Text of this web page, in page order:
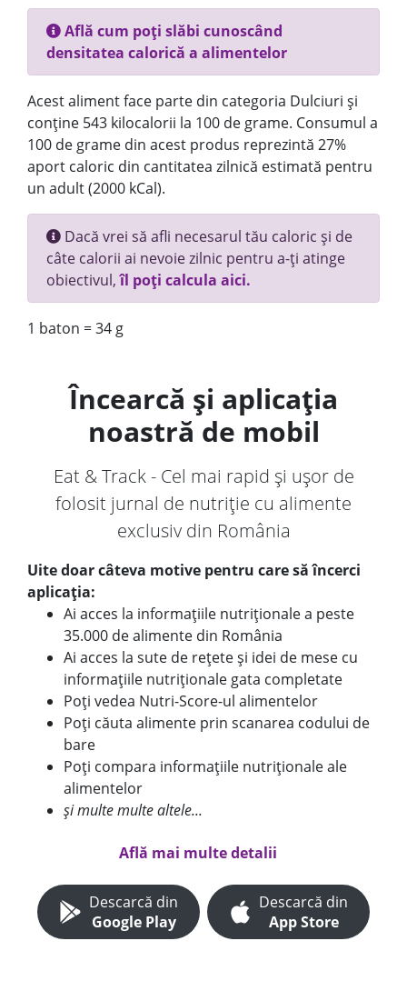
Află cum poți slăbi cunoscând
densitatea calorică a alimentelor
Acest aliment face parte din categoria Dulciuri și
conține 543 kilocalorii la 100 de grame. Consumul a
100 de grame din acest produs reprezintă 27%
aport caloric din cantitatea zilnică estimată pentru
un adult (2000 kCal).
Dacă vrei să afli necesarul tău caloric și de
câte calorii ai nevoie zilnic pentru a-ți atinge
obiectivul,îl poți calcula aici.
1 baton = 34 g
Încearcă și aplicația
noastră de mobil
Eat & Track - Cel mai rapid și ușor de
folosit jurnal de nutriție cu alimente
exclusiv din România
Uite doar câteva motive pentru care să încerci
aplicația:
Ai acces la informațiile nutriționale a peste
35.000 de alimente din România
Ai acces la sute de rețete și idei de mese cu
informațiile nutriționale gata completate
Poți vedea Nutri-Score-ul alimentelor
Poți căuta alimente prin scanarea codului de
bare
Poți compara informațiile nutriționale ale
alimentelor
și multe multe altele...
Află mai multe detalii
Descarcă din
Google Play
Descarcă din
App Store